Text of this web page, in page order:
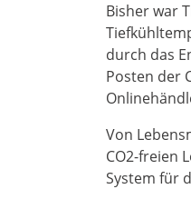
Bisher war
durch das
Posten der
Von
CO2-freien
System für